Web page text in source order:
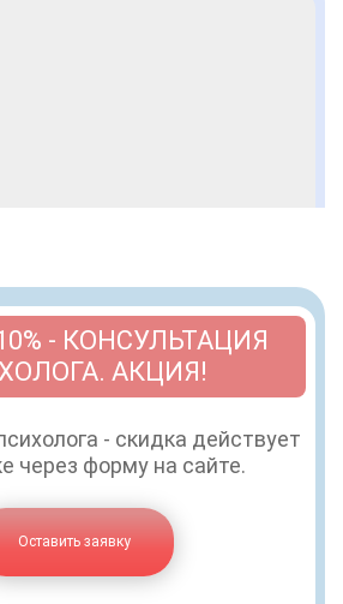
- КОНСУЛЬТАЦИЯ
АКЦИЯ!
- скидка действует
через форму на сайте.
Оставить заявку